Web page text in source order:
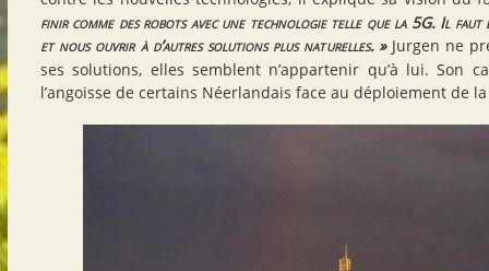
finir comme des robots avec une technologie telle que la 5G. Il faut
et nous ouvrir à d’autres solutions plus naturelles. »Jurgen ne
ses solutions, elles semblent n’appartenir qu’à lui. Son
l’angoisse de certains Néerlandais face au déploiement de